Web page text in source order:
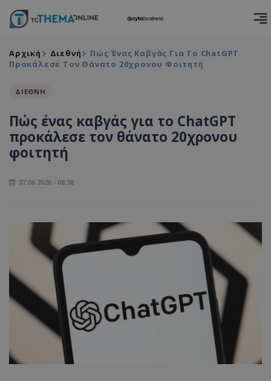
Αρχική Διεθνή
Πώς Ένας Καβγάς Για Το ChatGPT
Προκάλεσε Τον Θάνατο 20χρονου Φοιτητή
ΔΙΕΘΝΗ
Πώς ένας καβγάς για το ChatGPT
προκάλεσε τον θάνατο 20χρονου
φοιτητή
07.06.2026 - 08:38